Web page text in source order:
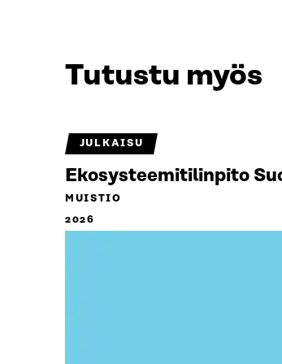
Tutustu myös
JULKAISU
Ekosysteemitilinpito
MUISTIO
2026